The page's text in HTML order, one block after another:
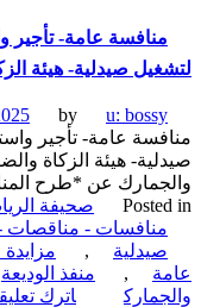
عامة-
محل
سوبر
إدارة
مدينة
الملك
عامة- تأجير
صيدلية- هيئة الزكاة
08/2025 by
u:
عامة- تأجير
هيئة الزكاة
عن *طرح المنافسة
صحيفة الرياض
- مناقصات -
, مزايدة علنية
, منفذ الوديعة ,
اترك تعليقاon